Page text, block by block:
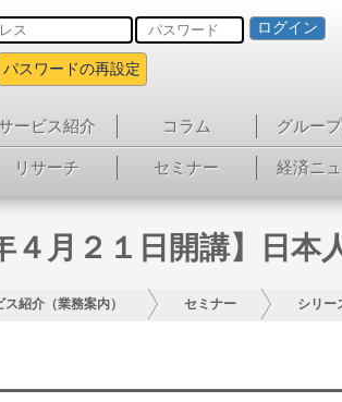
ログイン
パスワードの再設定
ービス紹介 コラム グルー
リサーチ セミナー 経済ニ
４月２１日開講】日
ス紹介（業務案内） セミナー シリー